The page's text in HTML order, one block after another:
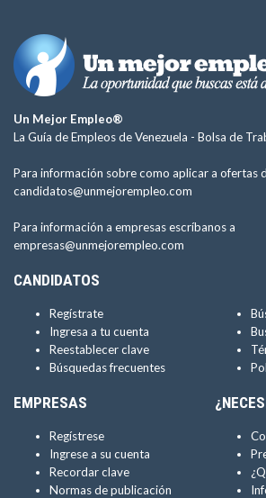
Un Mejor Empleo®
La Guía de Empleos de Venezuela - Bolsa de
Para información sobre como aplicar a ofertas
candidatos@unmejorempleo.com
Para información a empresas escríbanos a
empresas@unmejorempleo.com
CANDIDATOS
Regístrate
Ingresa a tu cuenta
Reestablecer clave
Búsquedas frecuentes
EMPRESAS
Regístrese
Ingrese a su cuenta
Recordar clave
Normas de publicación